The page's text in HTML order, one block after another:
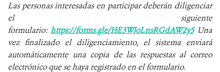
Las personas interesadas en participar deberán diligenciar
el siguiente
formulario: https://forms.gle/HE3WJoLnsRGdAW2y5Una
vez finalizado el diligenciamiento, el sistema enviará
automáticamente una copia de las respuestas al correo
electrónico que se haya registrado en el formulario.